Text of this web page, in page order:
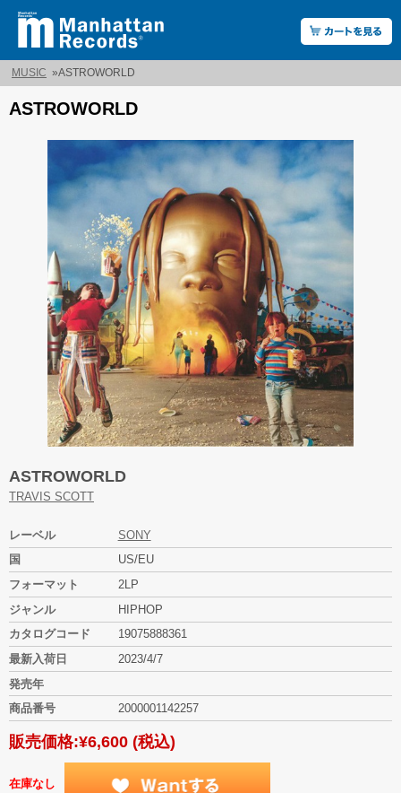
MUSIC »ASTROWORLD
ASTROWORLD
ASTROWORLD
TRAVIS SCOTT
レーベル
SONY
国
US/EU
フォーマット
2LP
ジャンル
HIPHOP
カタログコード
19075888361
最新入荷日
2023/4/7
発売年
商品番号
2000001142257
販売価格:¥6,600 (税込)
在庫なし